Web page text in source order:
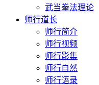
武当拳法理论
师行道长
师行简介
师行视频
师行影集
师行自然
师行语录